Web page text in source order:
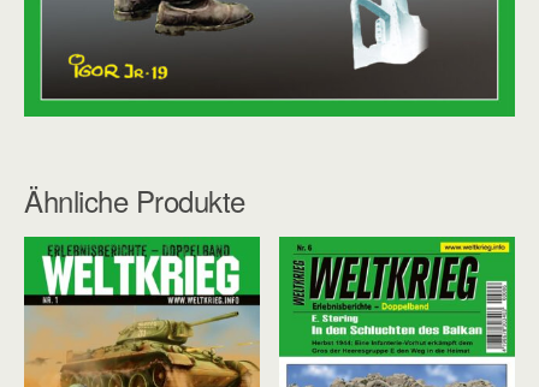
Ähnliche Produkte